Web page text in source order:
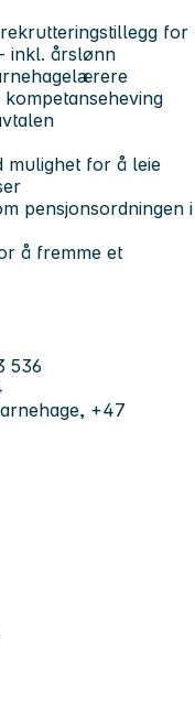
for
inkl. årslønn
mulighet for å leie
pensjonsordningen i
å fremme et
536
+47